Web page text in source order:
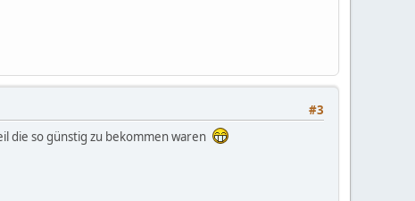
#3
die so günstig zu bekommen waren